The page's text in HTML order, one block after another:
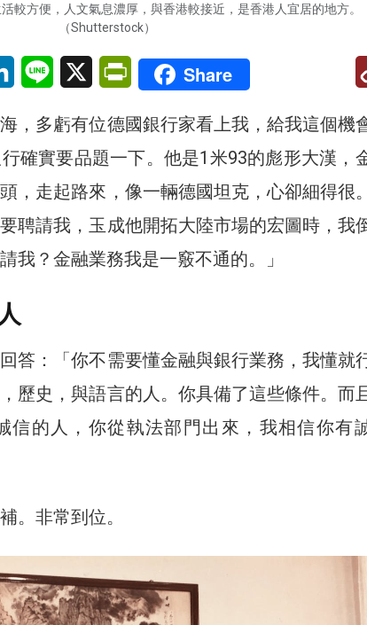
較方便，人文氣息濃厚，與香港較接近，是香港人宜居的地方。
（Shutterstock）
LinkedInLine X PrintFriendly
Share
，多虧有位德國銀行家看上我，給我這個機會
確實要品題一下。他是1米93的彪形大漢，
，走起路來，像一輛德國坦克，心卻細得很
聘請我，玉成他開拓大陸市場的宏圖時，我
我？金融業務我是一竅不通的。」
答：「你不需要懂金融與銀行業務，我懂就行
歷史，與語言的人。你具備了這些條件。而
信的人，你從執法部門出來，我相信你有
。非常到位。